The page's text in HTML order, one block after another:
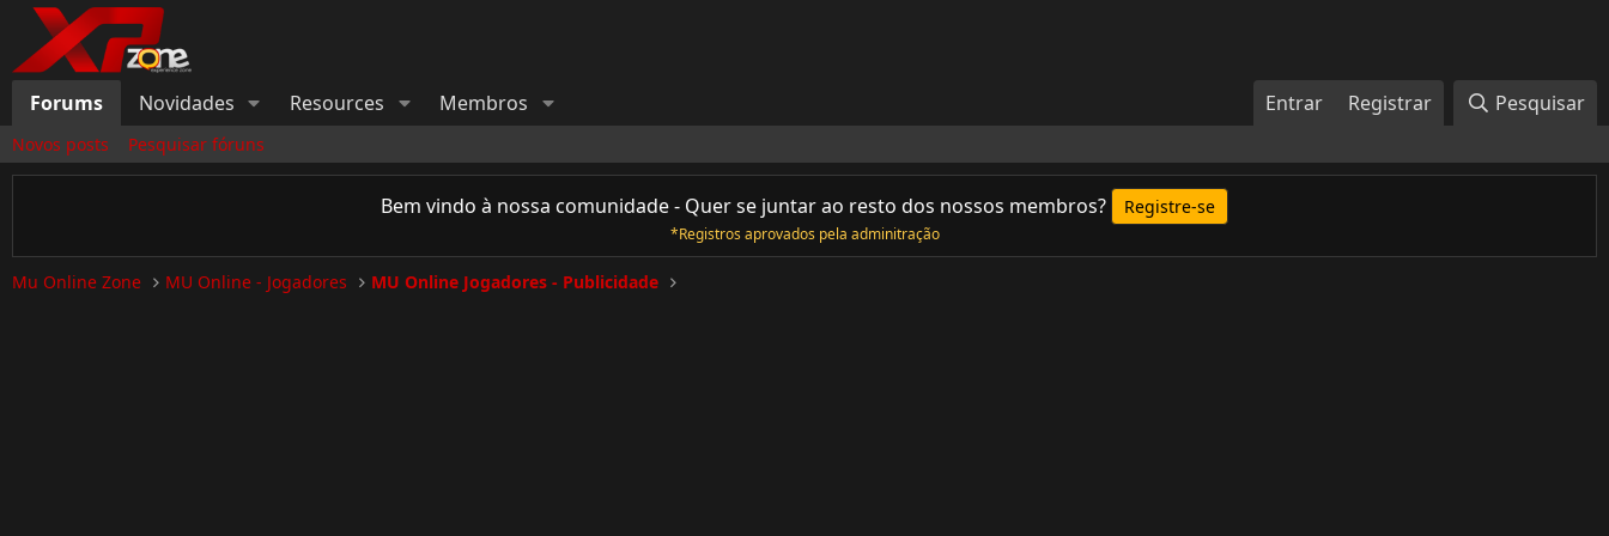
Forums Novidades Resources Membros Entrar Registrar Pesquisar
Novos posts Pesquisar fóruns
Bem vindo à nossa comunidade - Quer se juntar ao resto dos nossos membros? Registre-se
*Registros aprovados pela adminitração
Mu Online Zone MU Online - Jogadores MU Online Jogadores - Publicidade